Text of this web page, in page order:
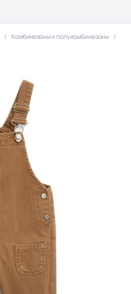
Комбинезоны и полукомбинезоны